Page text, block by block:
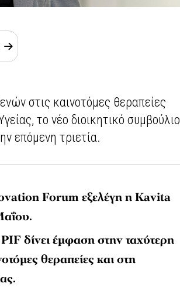
στις καινοτόμες θεραπείες
το νέο διοικητικό συμβούλιο
επόμενη τριετία.
Forum εξελέγη η Kavita
δίνει έμφαση στην ταχύτερη
θεραπείες και στη